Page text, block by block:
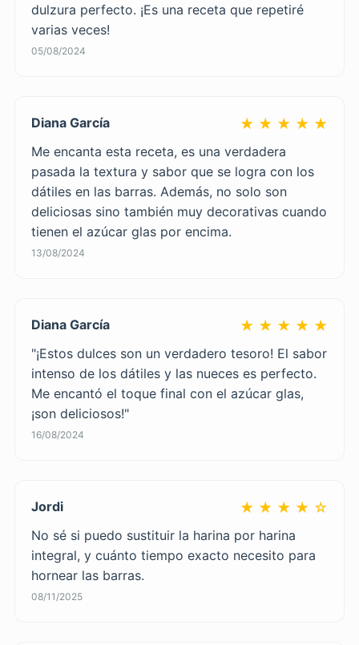
dulzura perfecto. ¡Es una receta que repetiré
varias veces!
05/08/2024
Diana García ★ ★ ★ ★ ★
Me encanta esta receta, es una verdadera
pasada la textura y sabor que se logra con los
dátiles en las barras. Además, no solo son
deliciosas sino también muy decorativas cuando
tienen el azúcar glas por encima.
13/08/2024
Diana García ★ ★ ★ ★ ★
"¡Estos dulces son un verdadero tesoro! El sabor
intenso de los dátiles y las nueces es perfecto.
Me encantó el toque final con el azúcar glas,
¡son deliciosos!"
16/08/2024
Jordi ★ ★ ★ ★ ☆
No sé si puedo sustituir la harina por harina
integral, y cuánto tiempo exacto necesito para
hornear las barras.
08/11/2025